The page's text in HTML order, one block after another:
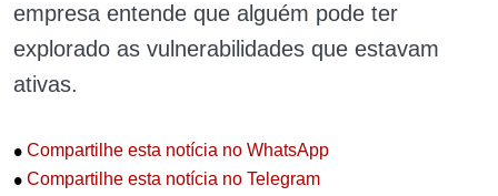
empresa entende que alguém pode ter
explorado as vulnerabilidades que estavam
ativas.
• Compartilhe esta notícia no WhatsApp
• Compartilhe esta notícia no Telegram